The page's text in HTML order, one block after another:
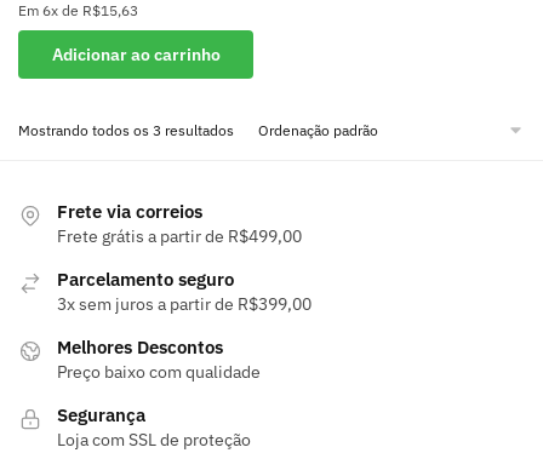
Em 6x de R$15,63
Adicionar ao carrinho
Mostrando todos os 3 resultados
Frete via correios
Frete grátis a partir de R$499,00
Parcelamento seguro
3x sem juros a partir de R$399,00
Melhores Descontos
Preço baixo com qualidade
Segurança
Loja com SSL de proteção